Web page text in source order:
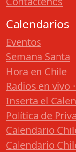
Calendarios
Eventos
Semana Santa
Hora en Chile
Radios en vivo
Inserta el
Política de
Calendario
Calendario